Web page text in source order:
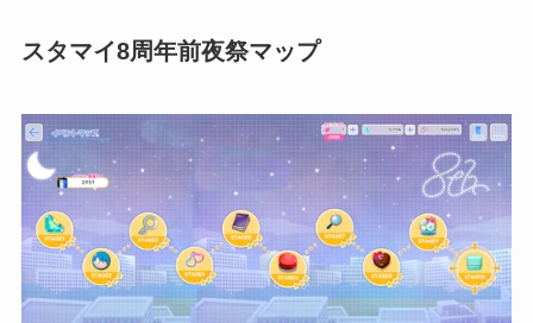
スタマイ8周年前夜祭マップ